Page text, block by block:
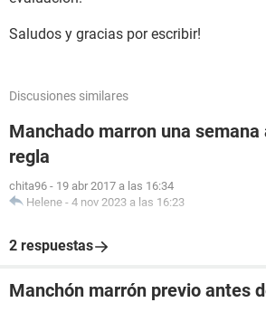
Saludos y gracias por escribir!
Discusiones similares
Manchado marron una semana
regla
chita96 - 19 abr 2017 a las 16:34
Helene - 4 nov 2023 a las 16:23
2 respuestas
Manchón marrón previo antes